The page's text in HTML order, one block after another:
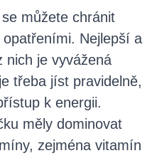
můžete chránit
Nejlepší a
nich je vyvážená
třeba jíst pravidelně,
k energii.
měly dominovat
zejména vitamín